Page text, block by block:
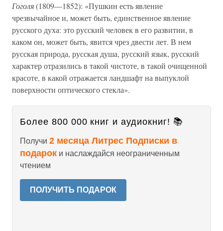
Гоголя(1809—1852): «Пушкин есть явление
чрезвычайное и, может быть, единственное явление
русского духа: это русский человек в его развитии, в
каком он, может быть, явится чрез двести лет. В нем
русская природа, русская душа, русский язык, русский
характер отразились в такой чистоте, в такой очищенной
красоте, в какой отражается ландшафт на выпуклой
поверхности оптического стекла».
Более 800 000 книг и аудиокниг! 📚
Получи 2 месяца Литрес Подписки в
подарок и наслаждайся неограниченным
чтением
ПОЛУЧИТЬ ПОДАРОК